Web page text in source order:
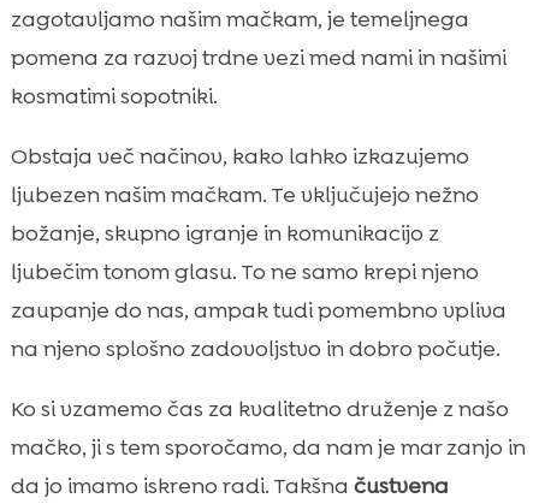
zagotavljamo našim mačkam, je temeljnega
pomena za razvoj trdne vezi med nami in našimi
kosmatimi sopotniki.
Obstaja več načinov, kako lahko izkazujemo
ljubezen našim mačkam. Te vključujejo nežno
božanje, skupno igranje in komunikacijo z
ljubečim tonom glasu. To ne samo krepi njeno
zaupanje do nas, ampak tudi pomembno vpliva
na njeno splošno zadovoljstvo in dobro počutje.
Ko si vzamemo čas za kvalitetno druženje z našo
mačko, ji s tem sporočamo, da nam je mar zanjo in
da jo imamo iskreno radi. Takšna čustvena